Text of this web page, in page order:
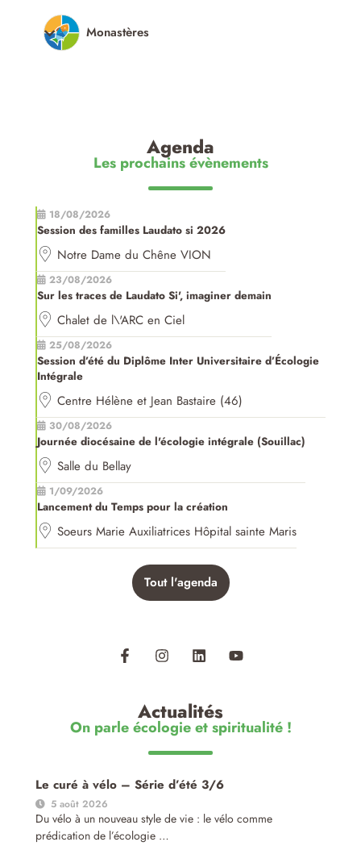
Monastères
Agenda
Les prochains évènements
18/08/2026
Session des familles Laudato si 2026
Notre Dame du Chêne VION
23/08/2026
Sur les traces de Laudato Si', imaginer demain
Chalet de l\'ARC en Ciel
25/08/2026
Session d’été du Diplôme Inter Universitaire d’Écologie
Intégrale
Centre Hélène et Jean Bastaire (46)
30/08/2026
Journée diocésaine de l'écologie intégrale (Souillac)
Salle du Bellay
1/09/2026
Lancement du Temps pour la création
Soeurs Marie Auxiliatrices Hôpital sainte Maris
Tout l'agenda
Actualités
On parle écologie et spiritualité !
Le curé à vélo – Série d’été 3/6
5 août 2026
Du vélo à un nouveau style de vie : le vélo comme
prédication de l’écologie …